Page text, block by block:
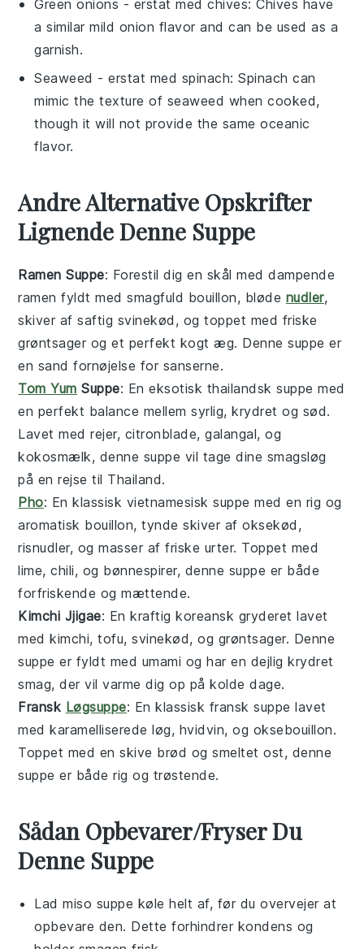
Green onions - erstat medchives: Chives have
a similar mild onion flavor and can be used as a
garnish.
Seaweed - erstat med spinach: Spinach can
mimic the texture of seaweed when cooked,
though it will not provide the same oceanic
flavor.
Andre Alternative Opskrifter
Lignende Denne Suppe
Ramen Suppe: Forestil dig en skål med dampende
ramen fyldt med smagfuld bouillon, bløde nudler,
skiver af saftig svinekød , og toppet med friske
grøntsager og et perfekt kogtæg. Dennesuppe er
en sand fornøjelse for sanserne.
Tom Yum Suppe: En eksotisk thailandsk suppe med
en perfekt balance mellemsyrlig,krydret og sød.
Lavet medrejer, citronblade,galangal, og
kokosmælk, denne suppe vil tage dine smagsløg
på en rejse til Thailand.
Pho: En klassisk vietnamesisk suppe med en rig og
aromatisk bouillon, tynde skiver afoksekød ,
risnudler, og masser af friske urter. Toppet med
lime,chili, og bønnespirer, denne suppe er både
forfriskende og mættende.
Kimchi Jjigae: En kraftigkoreansk gryderet lavet
medkimchi,tofu,svinekød, og grøntsager. Denne
suppe er fyldt med umami og har en dejligkrydret
smag, der vil varme dig op på kolde dage.
Fransk Løgsuppe: En klassisk fransk suppe lavet
med karamelliseredeløg, hvidvin, og oksebouillon.
Toppet med en skive brød og smeltetost, denne
suppe er både rig og trøstende.
Sådan Opbevarer/Fryser Du
Denne Suppe
Ladmiso suppe køle helt af, før du overvejer at
opbevare den. Dette forhindrer kondens og